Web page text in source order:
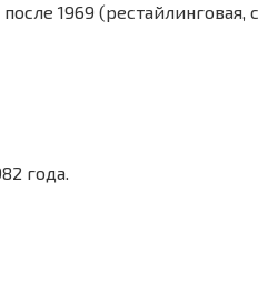
1969 (рестайлинговая, с
года.